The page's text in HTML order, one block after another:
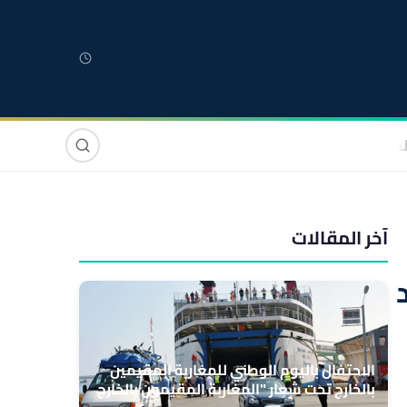
صوت وصورة
آخر المقالات
الاحتفال باليوم الوطني للمغاربة المقيمين
بالخارج تحت شعار "المغاربة المقيمون بالخارج